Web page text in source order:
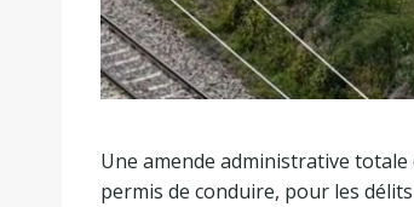
Une amende administrative
permis de conduire, pour les